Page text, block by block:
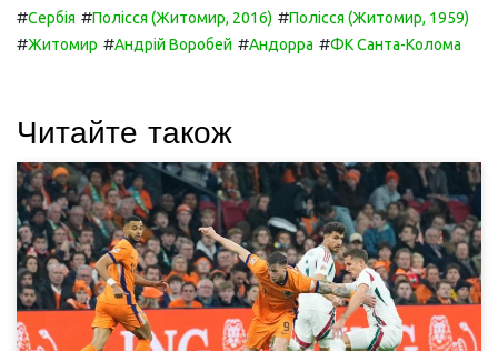
#Сербія #Полісся (Житомир, 2016) #Полісся (Житомир, 1959)
#Житомир #Андрій Воробей #Андорра #ФК Санта-Колома
Читайте також